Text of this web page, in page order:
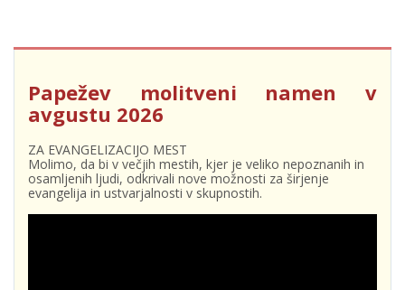
Papežev molitveni namen v
avgustu 2026
ZA EVANGELIZACIJO MEST
Molimo, da bi v večjih mestih, kjer je veliko nepoznanih in
osamljenih ljudi, odkrivali nove možnosti za širjenje
evangelija in ustvarjalnosti v skupnostih.